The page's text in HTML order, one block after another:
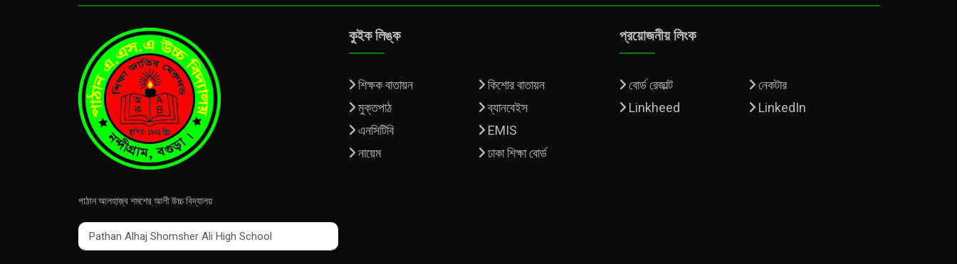
পাঠান আলহাজ্ব শমশের আলী উচ্চ বিদ্যালয়
Pathan Alhaj Shomsher Ali High School
Pathan Alhaj Shomsher Ali High School
কুইক লিঙ্ক
শিক্ষক বাতায়ন
কিশোর বাতায়ন
মুক্তপাঠ
ব্যানবেইস
এনসিটিবি
EMIS
নায়েম
ঢাকা শিক্ষা বোর্ড
প্রয়োজনীয় লিংক
বোর্ড রেজাল্ট
নেকটার
Linkheed
LinkedIn